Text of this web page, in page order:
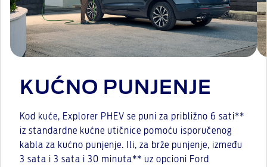
KUĆNO PUNJENJE
Kod kuće, Explorer PHEV se puni za približno 6 sati**
iz standardne kućne utičnice pomoću isporučenog
kabla za kućno punjenje. Ili, za brže punjenje, između
3 sata i 3 sata i 30 minuta** uz opcioni Ford